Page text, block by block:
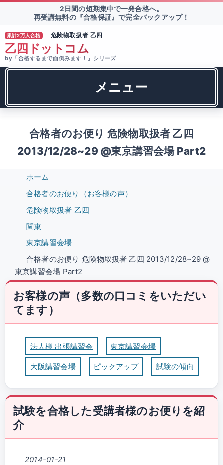
2日間の短期集中で一発合格へ。
再受講無料の『合格保証』で完全バックアップ！
累計2万人合格 危険物取扱者 乙四
乙四ドットコム
by「合格するまで面倒みます！」シリーズ
メニュー
合格者のお便り 危険物取扱者 乙四
2013/12/28~29 @東京講習会場 Part2
ホーム
合格者のお便り（お客様の声）
危険物取扱者 乙四
関東
東京講習会場
合格者のお便り 危険物取扱者 乙四 2013/12/28~29 @
東京講習会場 Part2
お客様の声（多数の口コミをいただい
てます）
法人様 出張講習会 東京講習会場
大阪講習会場 ピックアップ 試験の傾向
試験を合格した受講者様のお便りを紹
介
2014-01-21